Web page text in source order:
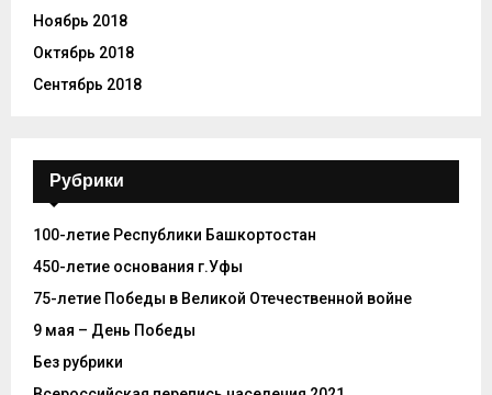
Ноябрь 2018
Октябрь 2018
Сентябрь 2018
Рубрики
100-летие Республики Башкортостан
450-летие основания г.Уфы
75-летие Победы в Великой Отечественной войне
9 мая – День Победы
Без рубрики